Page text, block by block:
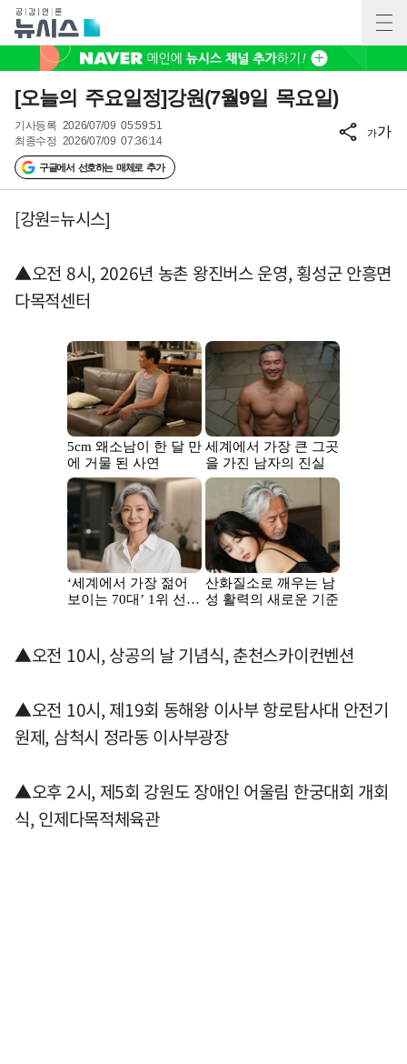
[오늘의 주요일정]강원(7월9일 목요일)
기사등록 2026/07/09 05:59:51
최종수정 2026/07/09 07:36:14
구글에서 선호하는 매체로 추가
가가
[강원=뉴시스]
▲오전 8시, 2026년 농촌 왕진버스 운영, 횡성군 안흥면
다목적센터
▲오전 10시, 상공의 날 기념식, 춘천스카이컨벤션
▲오전 10시, 제19회 동해왕 이사부 항로탐사대 안전기
원제, 삼척시 정라동 이사부광장
▲오후 2시, 제5회 강원도 장애인 어울림 한궁대회 개회
식, 인제다목적체육관